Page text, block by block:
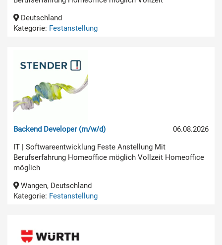
Deutschland
Kategorie: Festanstellung
06.08.2026
Backend Developer (m/w/d)
IT | Softwareentwicklung Feste Anstellung Mit
Berufserfahrung Homeoffice möglich Vollzeit Homeoffice
möglich
Wangen, Deutschland
Kategorie: Festanstellung